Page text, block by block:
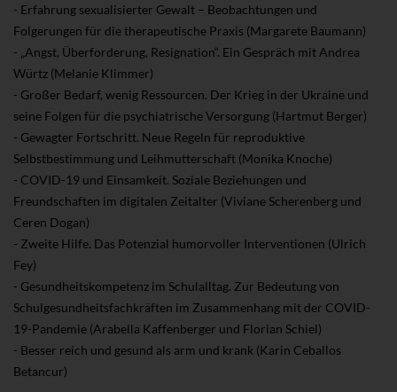
- Erfahrung sexualisierter Gewalt – Beobachtungen und
Folgerungen für die therapeutische Praxis (Margarete Baumann)
- „Angst, Überforderung, Resignation“. Ein Gespräch mit Andrea
Würtz (Melanie Klimmer)
- Großer Bedarf, wenig Ressourcen. Der Krieg in der Ukraine und
seine Folgen für die psychiatrische Versorgung (Hartmut Berger)
- Gewagter Fortschritt. Neue Regeln für reproduktive
Selbstbestimmung und Leihmutterschaft (Monika Knoche)
- COVID-19 und Einsamkeit. Soziale Beziehungen und
Freundschaften im digitalen Zeitalter (Viviane Scherenberg und
Ceren Dogan)
- Zweite Hilfe. Das Potenzial humorvoller Interventionen (Ulrich
Fey)
- Gesundheitskompetenz im Schulalltag. Zur Bedeutung von
Schulgesundheitsfachkräften im Zusammenhang mit der COVID-
19-Pandemie (Arabella Kaffenberger und Florian Schiel)
- Besser reich und gesund als arm und krank (Karin Ceballos
Betancur)